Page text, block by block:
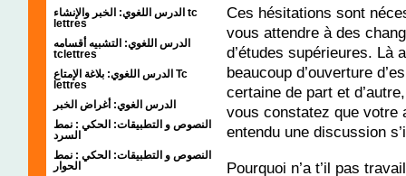
الدرس اللغوي: الخبر والإنشاء tc
lettres
الدرس اللغوي: التشبيه أقسامه
tclettres
الدرس اللغوي: بلاغة الإمتاع Tc
lettres
الدرس الغوي: أغراض الخبر
النصوص و التطبيقات: الحكي : نمط
السرد
النصوص و التطبيقات: الحكي : نمط
الحوار
Ces hésitations sont
vous attendre à des
d’études supérieures. Là
beaucoup d’ouverture
certaine de part et
vous constatez que votre
entendu une discussion
Pourquoi n’a t’il pas